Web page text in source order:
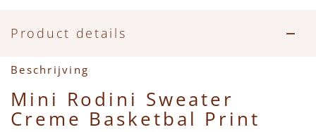
Zwemkleding
Feestkleding
Beren, Speendoekjes en Knuffeldoekjes
Verzorgingsproducten
Mini Rodini
+1 in the family
New Balance
Product details
Beschrijving
Mini Rodini Sweater
Creme Basketbal Print